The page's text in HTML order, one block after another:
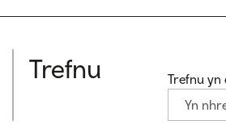
Trefnu
Trefnu yn
Yn